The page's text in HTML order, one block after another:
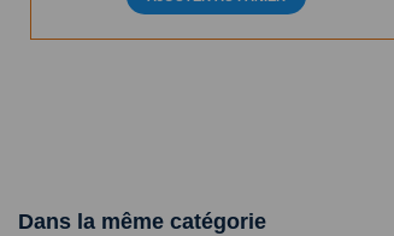
Dans la même catégorie